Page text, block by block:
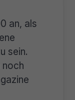
an, als
sein.
noch